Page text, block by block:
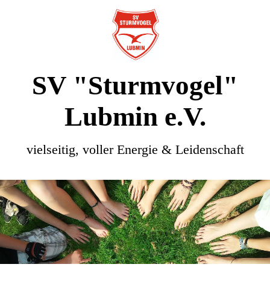
SV "Sturmvogel"
Lubmin e.V.
vielseitig, voller Energie & Leidenschaft